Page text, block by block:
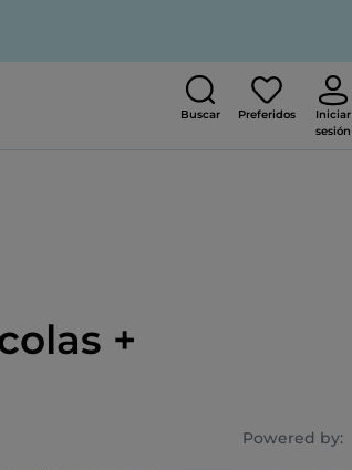
Buscar Preferidos
Iniciar
sesión
+
Powered by: